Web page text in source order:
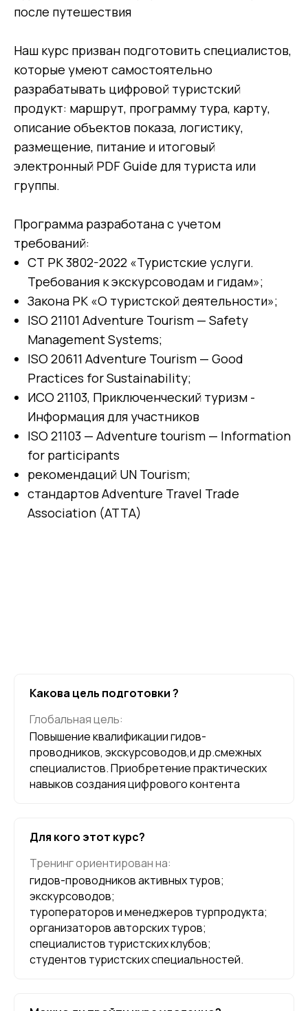
после путешествия
Наш курс призван подготовить специалистов,
которые умеют самостоятельно
разрабатывать цифровой туристский
продукт: маршрут, программу тура, карту,
описание объектов показа, логистику,
размещение, питание и итоговый
электронный PDF Guide для туриста или
группы.
Программа разработана с учетом
требований:
СТ РК 3802-2022 «Туристские услуги.
Требования к экскурсоводам и гидам»;
Закона РК «О туристской деятельности»;
ISO 21101 Adventure Tourism — Safety
Management Systems;
ISO 20611 Adventure Tourism — Good
Practices for Sustainability;
ИСО 21103, Приключенческий туризм -
Информация для участников
ISO 21103 — Adventure tourism — Information
for participants
рекомендаций UN Tourism;
стандартов Adventure Travel Trade
Association (ATTA)
Какова цель подготовки ?
Глобальная цель:
Повышение квалификации гидов-
проводников, экскурсоводов,и др.смежных
специалистов. Приобретение практических
навыков создания цифрового контента
Для кого этот курс?
Тренинг ориентирован на:
гидов-проводников активных туров;
экскурсоводов;
туроператоров и менеджеров турпродукта;
организаторов авторских туров;
специалистов туристских клубов;
студентов туристских специальностей.